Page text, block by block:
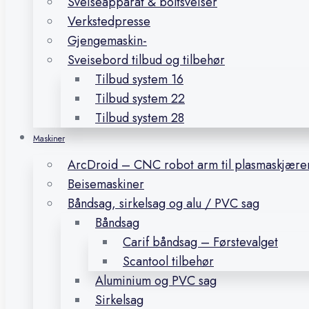
Verkstedpresse
Gjengemaskin-
Sveisebord tilbud og tilbehør
Tilbud system 16
Tilbud system 22
Tilbud system 28
Maskiner
ArcDroid – CNC robot arm til
Beisemaskiner
Båndsag, sirkelsag og alu / PVC sag
Båndsag
Carif båndsag – Førstevalget
Scantool tilbehør
Aluminium og PVC sag
Sirkelsag